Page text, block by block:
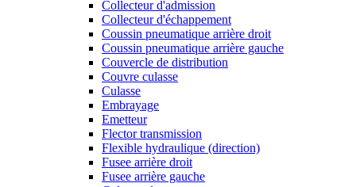
Collecteur d'admission
Collecteur d'échappement
Coussin pneumatique arrière droit
Coussin pneumatique arrière gauche
Couvercle de distribution
Couvre culasse
Culasse
Embrayage
Emetteur
Flector transmission
Flexible hydraulique (direction)
Fusee arrière droit
Fusee arrière gauche